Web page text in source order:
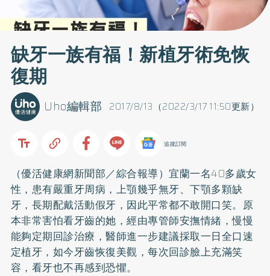
缺牙一族有福！新植牙術免恢
復期
2017/8/13（2022/3/17 11:50更新）
Uho編輯部
追蹤訂閱
（優活健康網新聞部／綜合報導）宜蘭一名40多歲女
性，患有嚴重牙周病 ，上顎幾乎無牙、下顎多顆缺
牙，長期配戴活動假牙 ，因此平常都不敢開口笑。原
本非常害怕看牙齒的她，經由專管師安撫情緒，慢慢
能夠定期回診治療，醫師進一步建議採取一日全口速
定植牙 ，如今牙齒恢復美觀，每次回診臉上充滿笑
容，看牙也不再感到恐懼。